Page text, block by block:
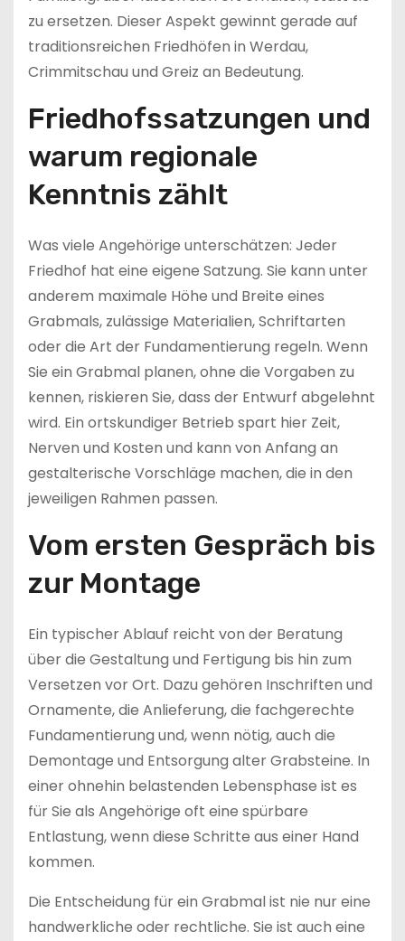
zu ersetzen. Dieser Aspekt gewinnt gerade auf
traditionsreichen Friedhöfen in Werdau,
Crimmitschau und Greiz an Bedeutung.
Friedhofssatzungen und
warum regionale
Kenntnis zählt
Was viele Angehörige unterschätzen: Jeder
Friedhof hat eine eigene Satzung. Sie kann unter
anderem maximale Höhe und Breite eines
Grabmals, zulässige Materialien, Schriftarten
oder die Art der Fundamentierung regeln. Wenn
Sie ein Grabmal planen, ohne die Vorgaben zu
kennen, riskieren Sie, dass der Entwurf abgelehnt
wird. Ein ortskundiger Betrieb spart hier Zeit,
Nerven und Kosten und kann von Anfang an
gestalterische Vorschläge machen, die in den
jeweiligen Rahmen passen.
Vom ersten Gespräch bis
zur Montage
Ein typischer Ablauf reicht von der Beratung
über die Gestaltung und Fertigung bis hin zum
Versetzen vor Ort. Dazu gehören Inschriften und
Ornamente, die Anlieferung, die fachgerechte
Fundamentierung und, wenn nötig, auch die
Demontage und Entsorgung alter Grabsteine. In
einer ohnehin belastenden Lebensphase ist es
für Sie als Angehörige oft eine spürbare
Entlastung, wenn diese Schritte aus einer Hand
kommen.
Die Entscheidung für ein Grabmal ist nie nur eine
handwerkliche oder rechtliche. Sie ist auch eine